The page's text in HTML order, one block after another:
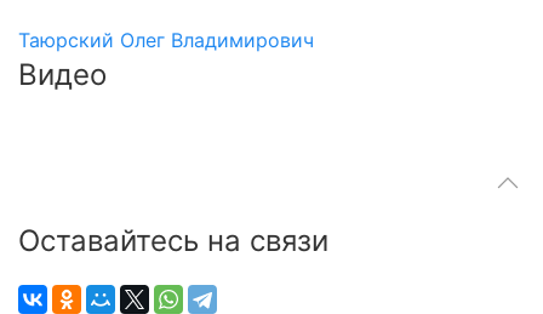
Таюрский Олег Владимирович
Видео
Оставайтесь на связи